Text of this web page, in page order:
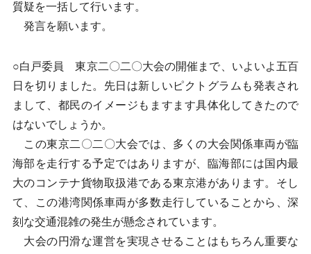
質疑を一括して行います。
発言を願います。
○白戸委員 東京二〇二〇大会の開催まで、いよいよ五百
日を切りました。先日は新しいピクトグラムも発表され
まして、都民のイメージもますます具体化してきたので
はないでしょうか。
この東京二〇二〇大会では、多くの大会関係車両が臨
海部を走行する予定ではありますが、臨海部には国内最
大のコンテナ貨物取扱港である東京港があります。そし
て、この港湾関係車両が多数走行していることから、深
刻な交通混雑の発生が懸念されています。
大会の円滑な運営を実現させることはもちろん重要な